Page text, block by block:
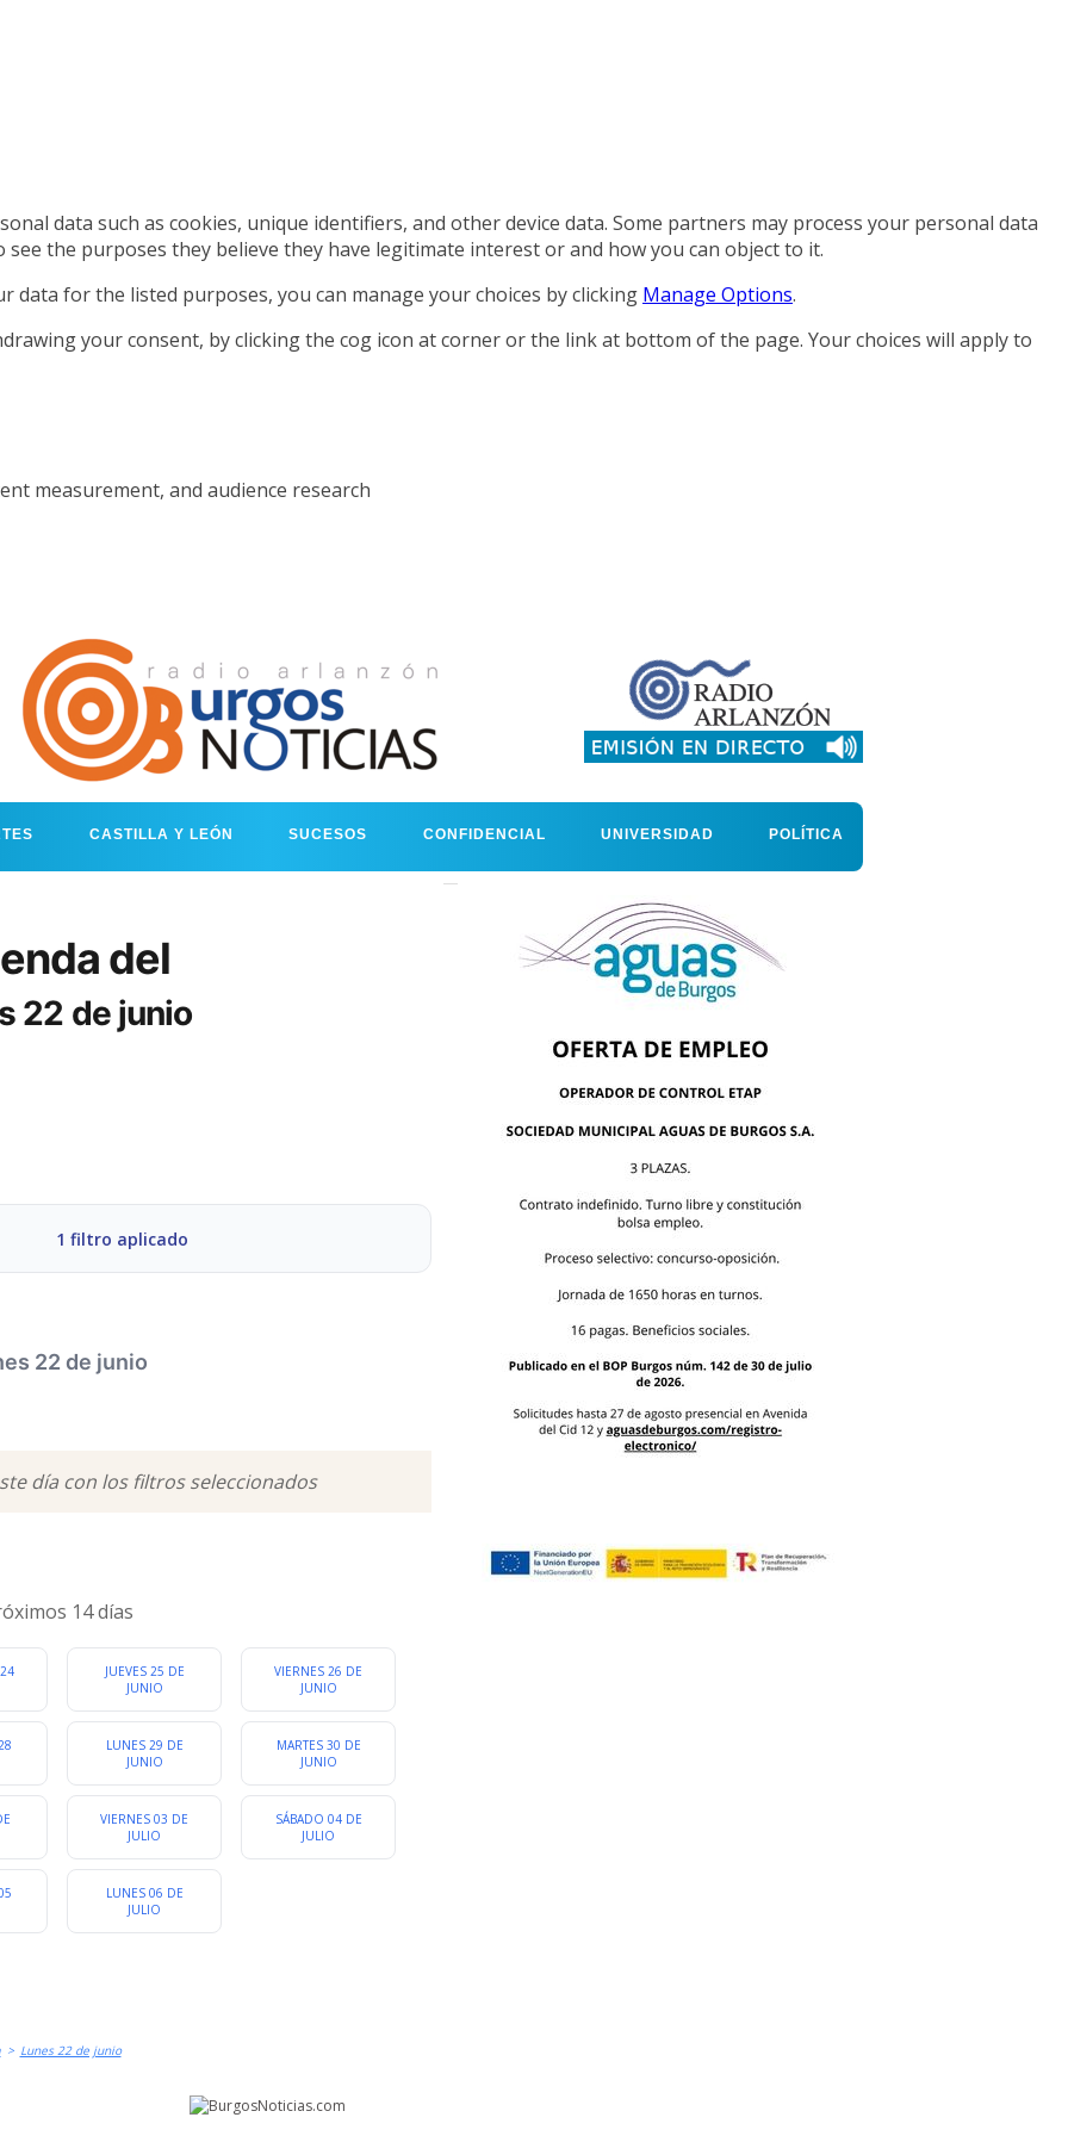
CASTILLA Y LEÓN SUCESOS CONFIDENCIAL UNIVERSIDAD POLÍTICA
del
22 de junio
1 filtro aplicado
DEPORTES ESPECTÁCULOS
OTROS
categoria
22 de junio
día con los filtros seleccionados
14 días
JUEVES 25 DE
JUNIO
VIERNES 26 DE
JUNIO
LUNES 29 DE
JUNIO
MARTES 30 DE
JUNIO
VIERNES 03 DE
JULIO
SÁBADO 04 DE
JULIO
LUNES 06 DE
JULIO
> Lunes 22 de junio